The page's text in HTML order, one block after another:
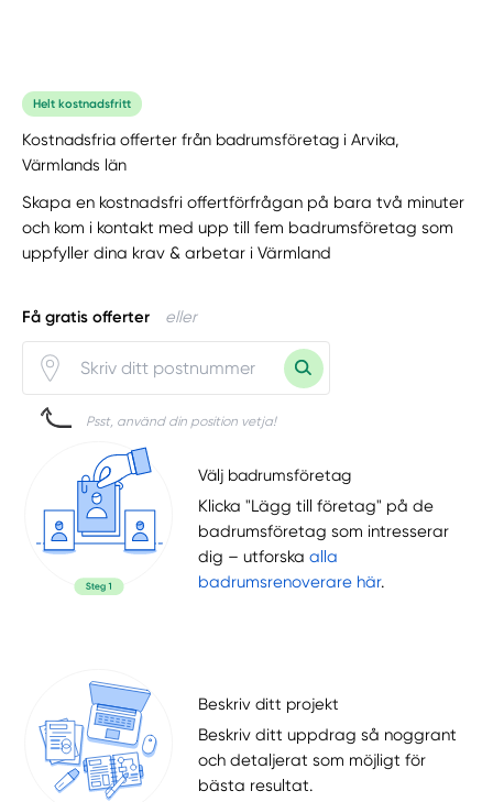
Helt kostnadsfritt
Kostnadsfria offerter från badrumsföretag i Arvika,
Värmlands län
Skapa en kostnadsfri offertförfrågan på bara två minuter
och kom i kontakt med upp till fem badrumsföretag som
uppfyller dina krav & arbetar i Värmland
Få gratis offerter eller
Psst, använd din position vetja!
Välj badrumsföretag
Klicka "Lägg till företag" på de
badrumsföretag som intresserar
dig – utforskaalla
badrumsrenoverare här.
Beskriv ditt projekt
Beskriv ditt uppdrag så noggrant
och detaljerat som möjligt för
bästa resultat.